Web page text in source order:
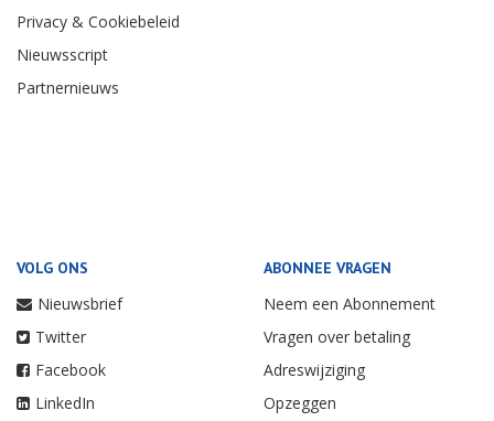
Privacy & Cookiebeleid
Nieuwsscript
Partnernieuws
VOLG ONS
Nieuwsbrief
Twitter
Facebook
LinkedIn
ABONNEE VRAGEN
Neem een Abonnement
Vragen over betaling
Adreswijziging
Opzeggen